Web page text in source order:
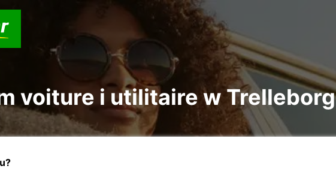
voiture i utilitaire w Trelleborg